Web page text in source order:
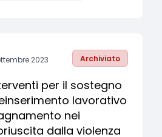
2023 Archiviato
per il sostegno
lavorativo
nei
dalla violenza